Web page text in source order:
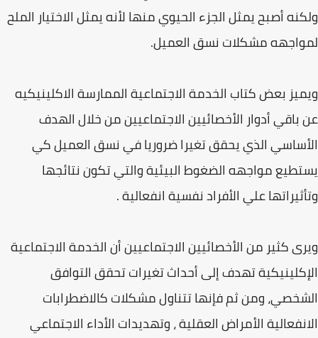
ولكنه أصبح يمثل الجزء الحيوي منها لأنه يمثل الاختيار الملح
لمواجهه مشكلات نسق العميل.
ويميز بعض كتاب الخدمة الاجتماعية الممارسة الاكلينيكيه
عن باقي أدوار الأخصائيين الاجتماعيين من خلال الهدف
الأساسي الذي يحقق تغيرا ضروريا في نسق العميل كي
يستطيع مواجهه الضغوط البيئية والتي تكون نتائجها
وتأثيراتها علي الأفراد نفسية انفعالية .
ويرى كثير من الأخصائيين الاجتماعيين أن الخدمة الاجتماعية
الإكلينيكية تهدف إلى أحداث تغيرات تحقق التوافق
الشخصي، ومن ثم فإنها تتناول مشكلات كالاضطرابات
الانفعالية الأمراض العقلية ، وتهديدات الأداء الاجتماعي